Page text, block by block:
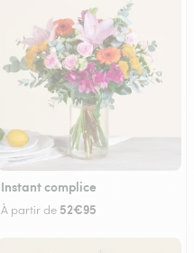
Instant complice
À partir de 52€95